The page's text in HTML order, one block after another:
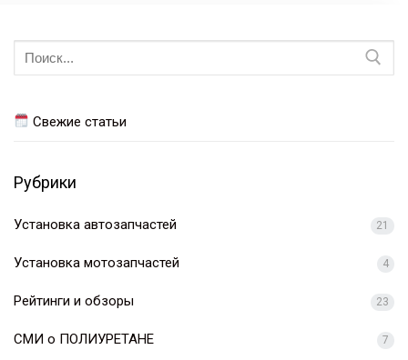
Искать:
Свежие статьи
Рубрики
Установка автозапчастей 21
Установка мотозапчастей 4
Рейтинги и обзоры 23
СМИ о ПОЛИУРЕТАНЕ 7